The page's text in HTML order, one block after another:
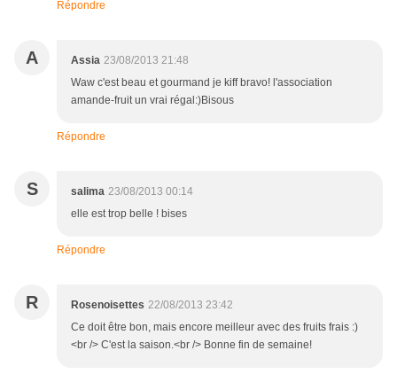
Répondre
A Assia 23/08/2013 21:48
Waw c'est beau et gourmand je kiff bravo! l'association
amande-fruit un vrai régal:)Bisous
Répondre
S salima 23/08/2013 00:14
elle est trop belle ! bises
Répondre
R Rosenoisettes 22/08/2013 23:42
Ce doit être bon, mais encore meilleur avec des fruits frais :)
<br /> C'est la saison.<br /> Bonne fin de semaine!